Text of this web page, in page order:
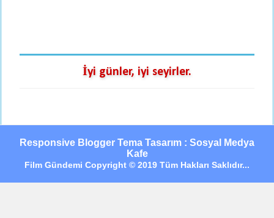
İyi günler, iyi seyirler.
Responsive Blogger Tema Tasarım : Sosyal Medya
Kafe
Film Gündemi Copyright © 2019 Tüm Hakları Saklıdır...